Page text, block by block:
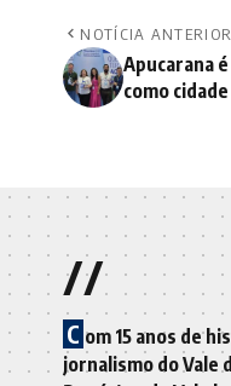
NOTÍCIA ANTERIOR
Apucarana
como
//
C om 15 anos de
jornalismo do Vale